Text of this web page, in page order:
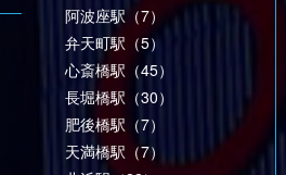
阿波座駅（7）
弁天町駅（5）
心斎橋駅（45）
長堀橋駅（30）
肥後橋駅（7）
天満橋駅（7）